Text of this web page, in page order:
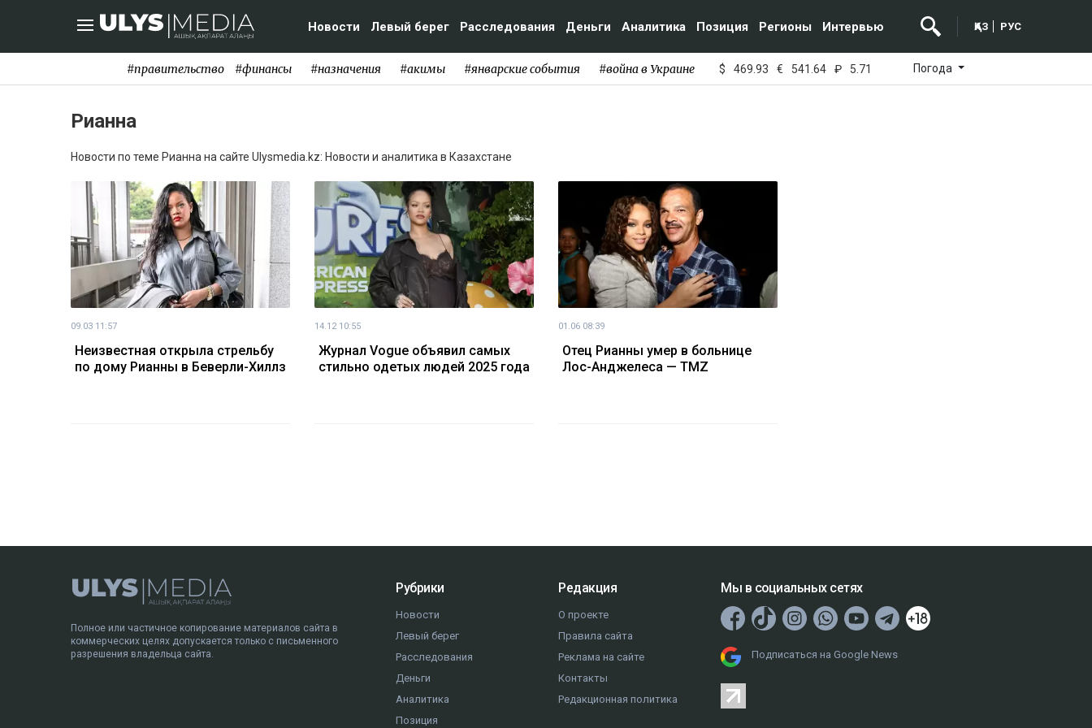
Новости Левый берег Расследования Деньги Аналитика Позиция Регионы Интервью ҚАЗ РУС
#правительство #финансы #назначения #акимы #январские события #война в Украине $ 469.93 € 541.64 ₽ 5.71 Погода
Рианна
Новости по теме Рианна на сайте Ulysmedia.kz: Новости и аналитика в Казахстане
09.03 11:57
Неизвестная открыла стрельбу
по дому Рианны в Беверли-Хиллз
14.12 10:55
Журнал Vogue объявил самых
стильно одетых людей 2025 года
01.06 08:39
Отец Рианны умер в больнице
Лос-Анджелеса — TMZ
Полное или частичное копирование материалов сайта в
коммерческих целях допускается только с письменного
разрешения владельца сайта.
Рубрики
Новости
Левый берег
Расследования
Деньги
Аналитика
Позиция
Редакция
О проекте
Правила сайта
Реклама на сайте
Контакты
Редакционная политика
Мы в социальных сетях
Подписаться на Google News